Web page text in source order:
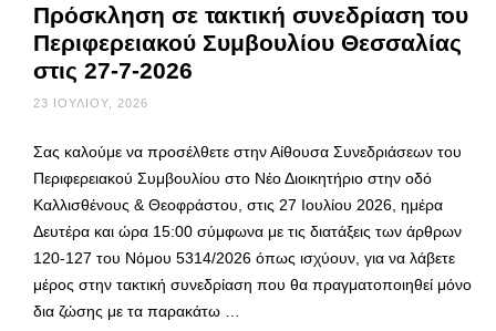
Πρόσκληση σε τακτική συνεδρίαση του
Περιφερειακού Συμβουλίου Θεσσαλίας
στις 27-7-2026
23 ΙΟΥΛΊΟΥ, 2026
Σας καλούμε να προσέλθετε στην Αίθουσα Συνεδριάσεων του
Περιφερειακού Συμβουλίου στο Νέο Διοικητήριο στην οδό
Καλλισθένους & Θεοφράστου, στις 27 Ιουλίου 2026, ημέρα
Δευτέρα και ώρα 15:00 σύμφωνα με τις διατάξεις των άρθρων
120-127 του Νόμου 5314/2026 όπως ισχύουν, για να λάβετε
μέρος στην τακτική συνεδρίαση που θα πραγματοποιηθεί μόνο
δια ζώσης με τα παρακάτω …